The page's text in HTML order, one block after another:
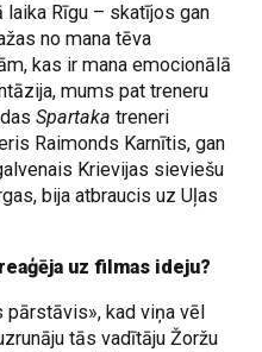
laika Rīgu – skatījos gan
no mana tēva
kas ir mana emocionālā
mums pat treneru
Spartakatreneri
Raimonds Karnītis, gan
Krievijas sieviešu
bija atbraucis uz Uļas
uz filmas ideju?
pārstāvis», kad viņa vēl
tās vadītāju Žoržu